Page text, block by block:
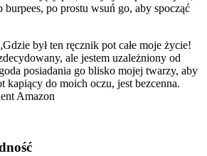
po prostu wsuń go, aby spocząć
był ten ręcznik pot całe moje życie!
ale jestem uzależniony od
posiadania go blisko mojej twarzy, aby
kapiący do moich oczu, jest bezcenna.
Amazon